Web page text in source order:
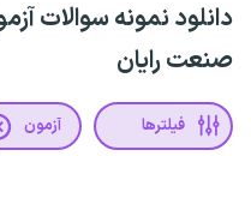
دانلود نمونه سوالات
صنعت رایان
فیلترها آزمون